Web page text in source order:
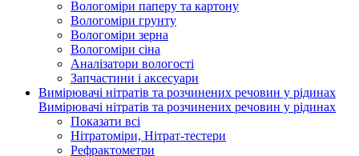
Вологоміри паперу та картону
Вологоміри грунту
Вологоміри зерна
Вологоміри сіна
Аналізатори вологості
Запчастини і аксесуари
Вимірювачі нітратів та розчинених речовин у рідинах
Вимірювачі нітратів та розчинених речовин у рідинах
Показати всі
Нітратоміри, Нітрат-тестери
Рефрактометри